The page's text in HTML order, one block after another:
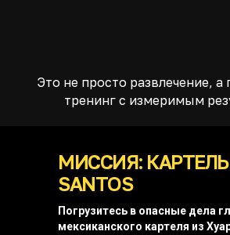
Это не просто развлечение,
тренинг с измеримым
Погрузитесь в опасные дела
мексиканского картеля из
МИССИЯ: КАРТЕЛЬ
SANTOS